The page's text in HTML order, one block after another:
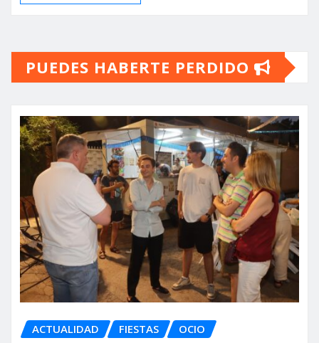
PUEDES HABERTE PERDIDO
ACTUALIDAD FIESTAS OCIO